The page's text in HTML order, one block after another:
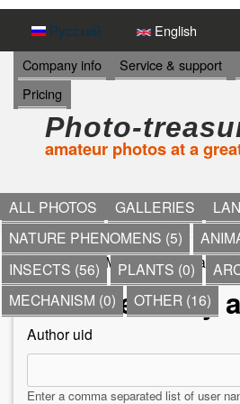
to
main
Русский English
И
Н
Ф
О
И
Я
Company info Service & support
Pricing
Photo-
amateur photos at a
ALL PHOTOS GALLERIES
NATURE PHENOMENS (5)
INSECTS (56)
PLANTS (0)
MECHANISM (0)
OTHER (16)
Y
o
u
a
->Home» More items by author
More items by
Author uid
Enter a comma separated list of user